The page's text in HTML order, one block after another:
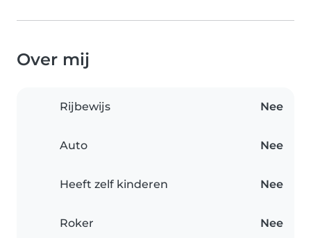
Over mij
Rijbewijs Nee
Auto Nee
Heeft zelf kinderen Nee
Roker Nee